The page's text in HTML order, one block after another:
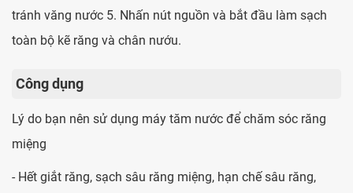
tránh văng nước 5. Nhấn nút nguồn và bắt đầu làm sạch
toàn bộ kẽ răng và chân nướu.
Công dụng
Lý do bạn nên sử dụng máy tăm nước để chăm sóc răng
miệng
- Hết giắt răng, sạch sâu răng miệng, hạn chế sâu răng,